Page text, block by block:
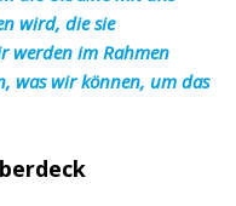
wird, die sie
werden im Rahmen
was wir können, um das